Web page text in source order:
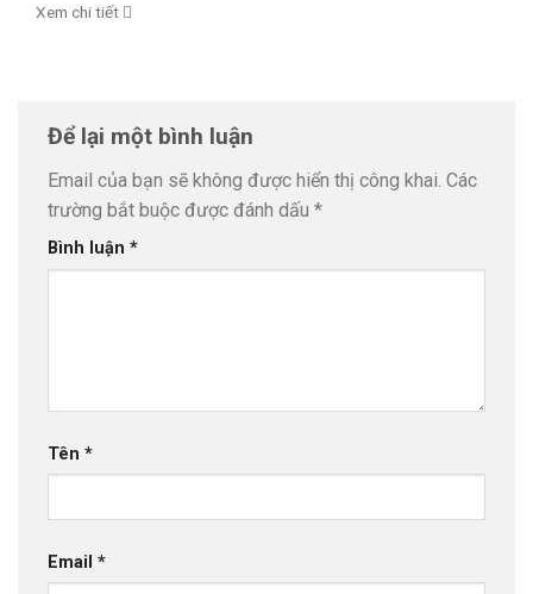
Xem chi tiết
Để lại một bình luận
Email của bạn sẽ không được hiển thị công khai. Các
trường bắt buộc được đánh dấu *
Bình luận *
Tên *
Email *